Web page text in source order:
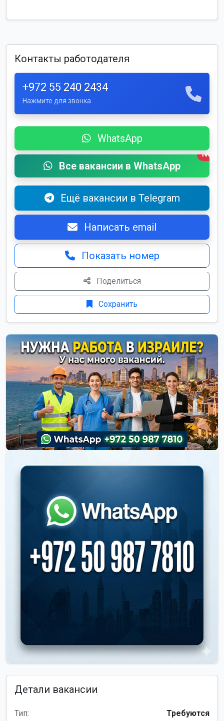
Контакты работодателя
+972 55 240 2434
Нажмите для звонка
WhatsApp
Все вакансии в WhatsApp
New
Ещё вакансии в Telegram
Написать email
Показать номер
Поделиться
Сохранить
Детали вакансии
Тип: Требуются